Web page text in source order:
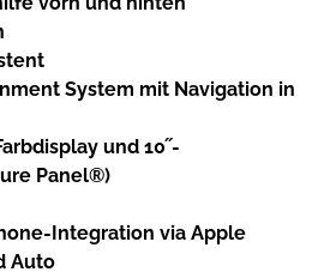
System mit Navigation in
und 10˝-
Panel®)
Integration via Apple
Auto